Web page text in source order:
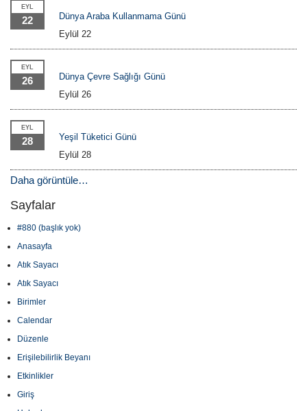
EYL
22
Dünya Araba Kullanmama Günü
Eylül 22
EYL
26
Dünya Çevre Sağlığı Günü
Eylül 26
EYL
28
Yeşil Tüketici Günü
Eylül 28
Daha görüntüle…
Sayfalar
#880 (başlık yok)
Anasayfa
Atık Sayacı
Atık Sayacı
Birimler
Calendar
Düzenle
Erişilebilirlik Beyanı
Etkinlikler
Giriş